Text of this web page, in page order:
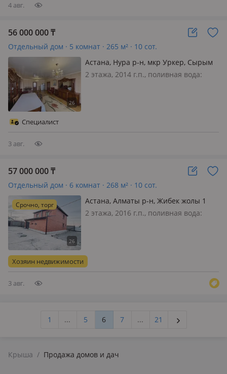
4 авг.
56 000 000₸
Отдельный дом · 5 комнат · 265 м² · 10 сот.
Астана, Нура р-н, мкр Уркер, Сырым
батыр 96
2 этажа, 2014 г.п., поливная вода:
Специалист
3 авг.
57 000 000₸
Отдельный дом · 6 комнат · 268 м² · 10 сот.
Срочно, торг
Астана, Алматы р-н, Жибек жолы 1
мкрн — 1 мкрн
2 этажа, 2016 г.п., поливная вода:
дома на участке. Первый дом одна
этажный площадью 98 кв. м. Второ…
Хозяин недвижимости
3 авг.
1 ... 5 6 7 ... 21
Крыша / Продажа домов и дач